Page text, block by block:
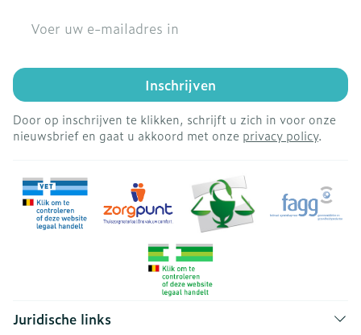
Inschrijven
Door op inschrijven te klikken, schrijft u zich in voor onze
nieuwsbrief en gaat u akkoord met onze privacy policy.
Juridische links